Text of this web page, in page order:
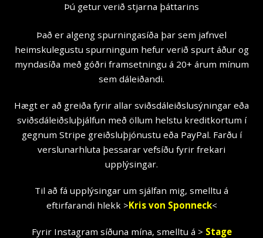
Þú getur verið stjarna þáttarins
Það er algeng spurningasíða þar sem jafnvel
heimskulegustu spurningum hefur verið spurt áður og
myndasíða með góðri framsetningu á 20+ árum mínum
sem dáleiðandi.
Hægt er að greiða fyrir allar sviðsdáleiðslusýningar eða
sviðsdáleiðsluþjálfun með öllum helstu kreditkortum í
gegnum Stripe greiðsluþjónustu eða PayPal. Farðu í
verslunarhluta þessarar vefsíðu fyrir frekari
upplýsingar.
Til að fá upplýsingar um sjálfan mig, smelltu á
eftirfarandi hlekk >Kris von Sponneck<
Fyrir Instagram síðuna mína, smelltu á > Stage